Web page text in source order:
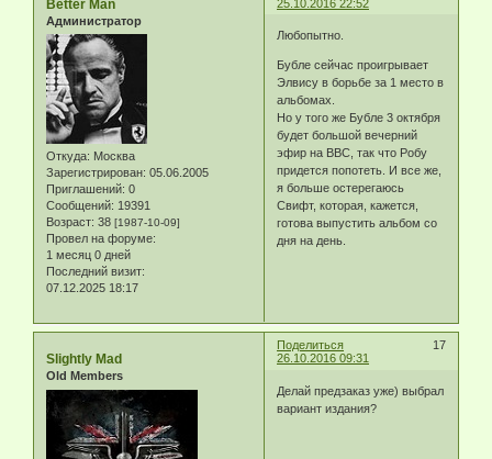
25.10.2016 22:52
Better Man
Администратор
Откуда: Москва
Зарегистрирован: 05.06.2005
Приглашений: 0
Сообщений: 19391
Возраст: 38 [1987-10-09]
Провел на форуме:
1 месяц 0 дней
Последний визит:
07.12.2025 18:17
Любопытно.
Бубле сейчас проигрывает
Элвису в борьбе за 1 место в
альбомах.
Но у того же Бубле 3 октября
будет большой вечерний
эфир на BBC, так что Робу
придется попотеть. И все же,
я больше остерегаюсь
Свифт, которая, кажется,
готова выпустить альбом со
дня на день.
Поделиться
17
26.10.2016 09:31
Slightly Mad
Old Members
Делай предзаказ уже) выбрал
вариант издания?